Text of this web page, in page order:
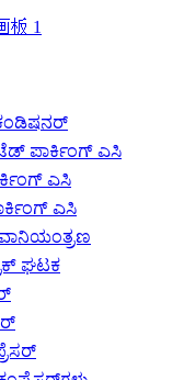
ಪಾರ್ಕಿಂಗ್ ಎಸಿ
ಎಸಿ
ಎಸಿ
ಘಟಕ